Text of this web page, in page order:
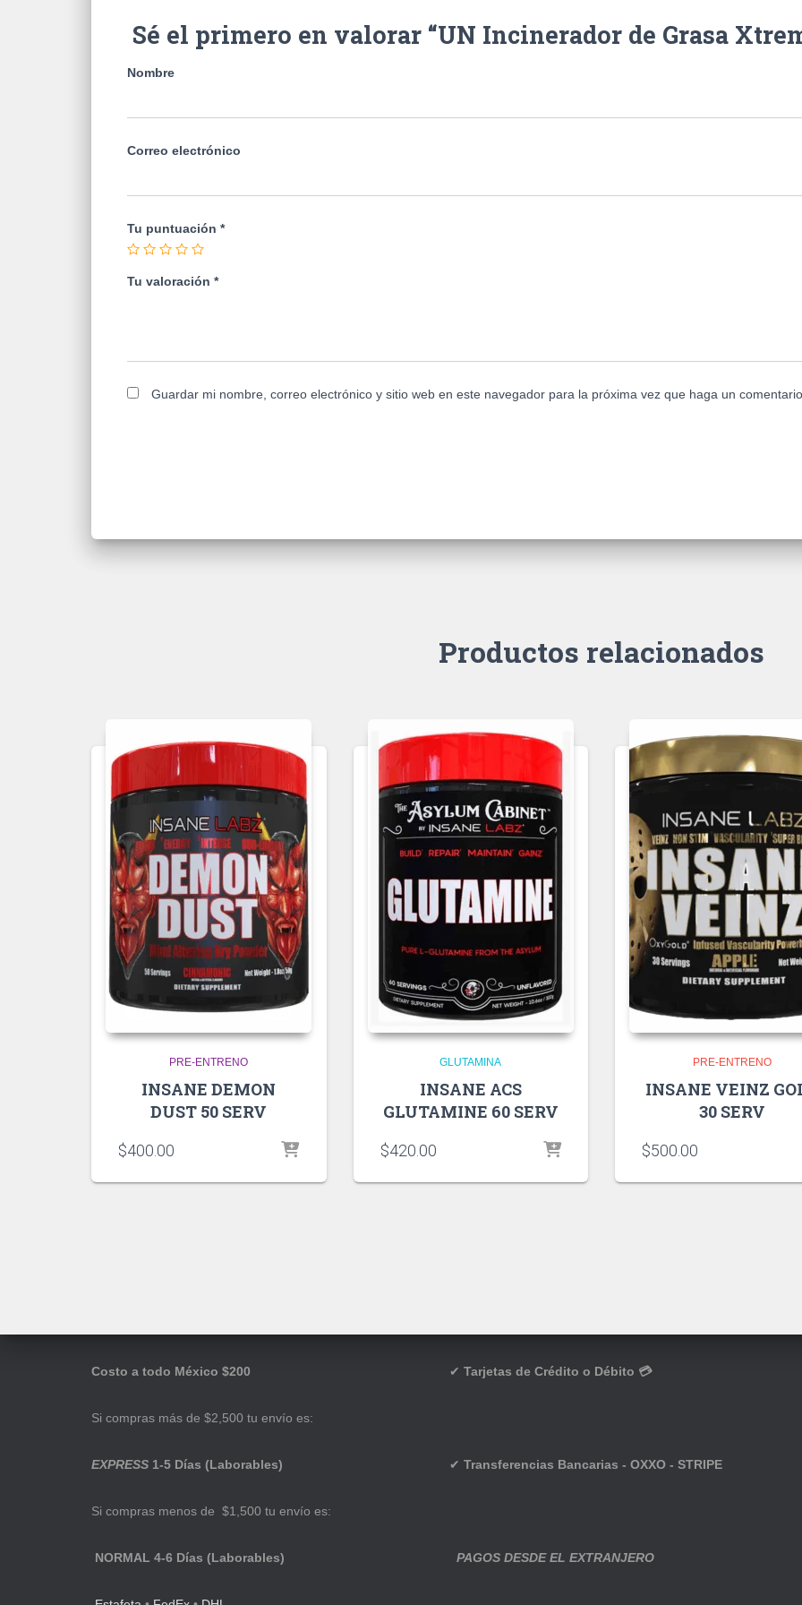
Sé el primero en valorar “UN Incinerador de Grasa
Nombre
Correo electrónico
Tu puntuación *
Tu valoración *
Guardar mi nombre, correo electrónico y sitio web en este navegador para la próxima vez que haga un
Productos relacionados
PRE-ENTRENO
INSANE DEMON
DUST 50 SERV
$400.00
GLUTAMINA
INSANE ACS
GLUTAMINE 60 SERV
$420.00
PRE-ENTRENO
INSANE VEINZ
30 SERV
$500.00
Costo a todo México $200
Si compras más de $2,500 tu envío es:
EXPRESS 1-5 Días (Laborables)
Si compras menos de $1,500 tu envío es:
NORMAL 4-6 Días (Laborables)
✔ Tarjetas de Crédito o Débito 💳
✔ Transferencias Bancarias - OXXO - STRIPE
PAGOS DESDE EL EXTRANJERO